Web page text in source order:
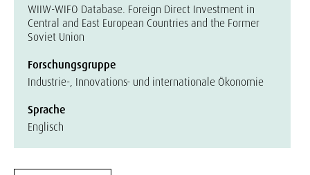
WIIW-WIFO Database. Foreign Direct Investment in
Central and East European Countries and the Former
Soviet Union
Forschungsgruppe
Industrie-, Innovations- und internationale Ökonomie
Sprache
Englisch